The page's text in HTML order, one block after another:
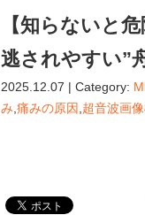
【知らないと
逃されやすい”
2025.12.07 | Category:
み 痛みの原因 超音波画